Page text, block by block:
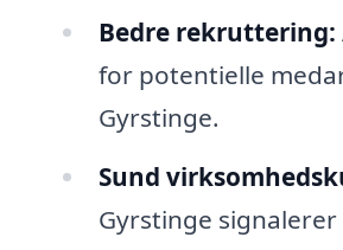
Bedre rekruttering:
for potentielle
Gyrstinge.
Sund
Gyrstinge